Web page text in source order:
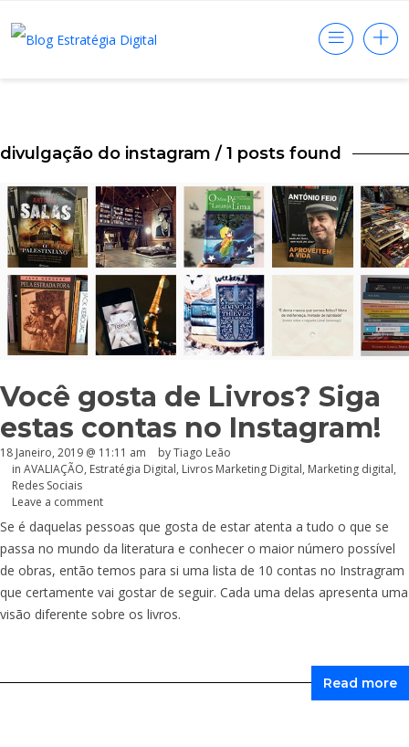
divulgação do instagram / 1 posts found
Você gosta de Livros? Siga
estas contas no Instagram!
18 Janeiro, 2019 @ 11:11 am
by Tiago Leão
in AVALIAÇÃO, Estratégia Digital, Livros Marketing Digital, Marketing digital,
Redes Sociais
Leave a comment
Se é daquelas pessoas que gosta de estar atenta a tudo o que se
passa no mundo da literatura e conhecer o maior número possível
de obras, então temos para si uma lista de 10 contas no Instragram
que certamente vai gostar de seguir. Cada uma delas apresenta uma
visão diferente sobre os livros.
Read more